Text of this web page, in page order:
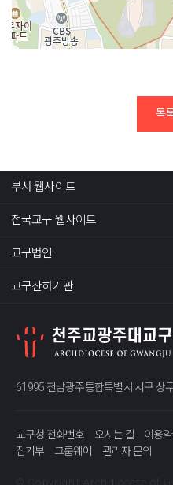
목
부서 웹사이트
전국교구 웹사이트
교구법인
교구산하기관
61995 전남광주통합특별시 서구 상
교구청 전화번호 오시는 길 이용
집거부
그룹웨어 관리자 문의
© Copyright Archdiocese of